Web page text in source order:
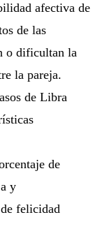
afectiva de
de las
o dificultan la
la pareja.
de Libra
de
y
felicidad